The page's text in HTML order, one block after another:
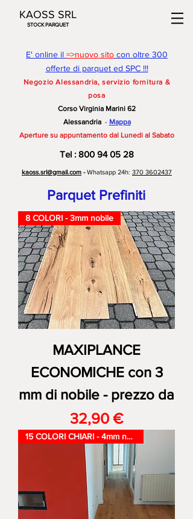
KAOSS SRL
STOCK PARQUET
E' online il =>nuovo sito con oltre 300
offerte di parquet ed SPC !!!
Negozio Alessandria, servizio fornitura &
posa
Corso Virginia Marini 62
Alessandria - Mappa
Aperture su appuntamento dal Lunedi al Sabato
Tel : 800 94 05 28
kaoss.srl@gmail.com -Whatsapp 24h: 370 3602437
Parquet Prefiniti
8 COLORI - 3mm nobile
MAXIPLANCE
ECONOMICHE con 3
mm di nobile - prezzo da
Prezzo
32,90 €
15 COLORI CHIARI - 4mm nobile